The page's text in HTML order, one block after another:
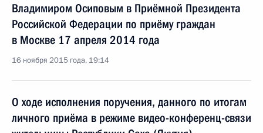
Владимиром Осиповым в Приёмной Президента
Российской Федерации по приёму граждан
в Москве 17 апреля 2014 года
16 ноября 2015 года, 19:14
О ходе исполнения поручения, данного по итогам
личного приёма в режиме видео-конференц-связи